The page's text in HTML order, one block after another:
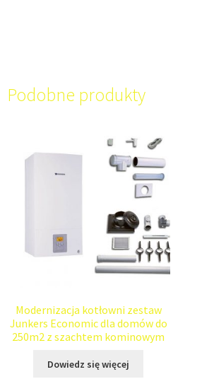
Podobne produkty
Modernizacja kotłowni zestaw
Junkers Economic dla domów do
250m2 z szachtem kominowym
Dowiedz się więcej